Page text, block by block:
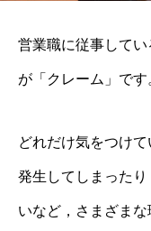
営業職に従事して
が「クレーム」です
どれだけ気をつけ
発生してしまった
いなど，さまざまな